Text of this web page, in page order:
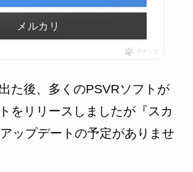
メルカリ
ポチップ
た後、多くのPSVRソフトが
をリリースしましたが『スカ
ップデートの予定がありませ